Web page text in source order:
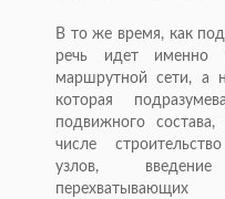
В то же время, как
речь идет именно
маршрутной сети, а
которая
подвижного
числе
узлов,